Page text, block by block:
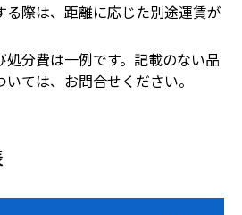
る際は、距離に応じた別途運賃が
分費は一例です。記載のない品
ては、お問合せください。